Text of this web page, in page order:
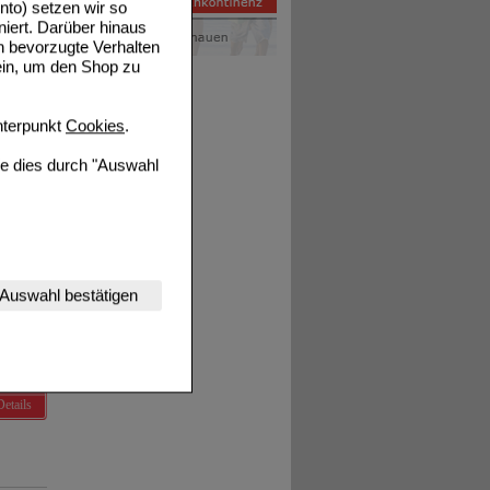
setzen wir so
Darüber hinaus
bevorzugte Verhalten
um den Shop zu
Cookies.
dies durch "Auswahl
Website
werden kann.
(z.B.
unserer Website
Website aber
Daten hierfür
Auswahl bestätigen
Details